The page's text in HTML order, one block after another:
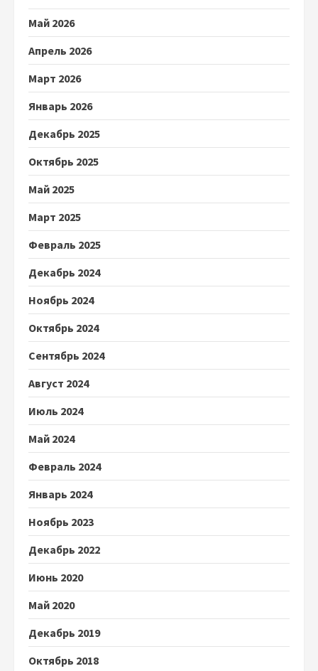
Май 2026
Апрель 2026
Март 2026
Январь 2026
Декабрь 2025
Октябрь 2025
Май 2025
Март 2025
Февраль 2025
Декабрь 2024
Ноябрь 2024
Октябрь 2024
Сентябрь 2024
Август 2024
Июль 2024
Май 2024
Февраль 2024
Январь 2024
Ноябрь 2023
Декабрь 2022
Июнь 2020
Май 2020
Декабрь 2019
Октябрь 2018